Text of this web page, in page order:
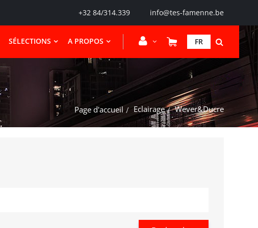
+32 84/314.339 info@tes-famenne.be
FR
SÉLECTIONS A PROPOS
Page d'accueil Eclairage Wever&Ducre